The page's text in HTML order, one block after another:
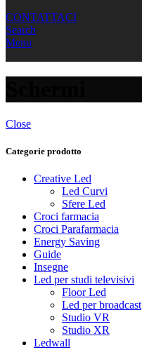
CONTATTACI
Search
Menu
Close
Categorie prodotto
Creative Led
Led Curvi
Sfere Led
Croci farmacia
Croci Parafarmacia
Energy Saving
Guide
Insegne
Led per studi televisivi
Floor Led
Led per broadcast
Studio VR
Studio XR
Ledwall